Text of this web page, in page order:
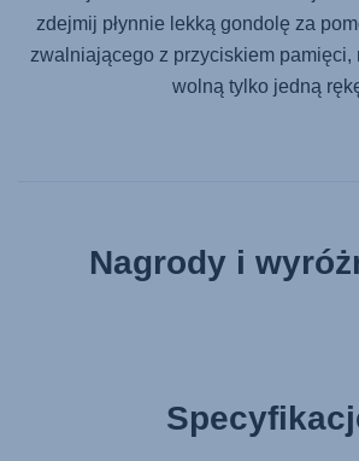
zdejmij płynnie lekką gondolę za
zwalniającego z przyciskiem pamięci,
wolną tylko jedną
Nagrody i